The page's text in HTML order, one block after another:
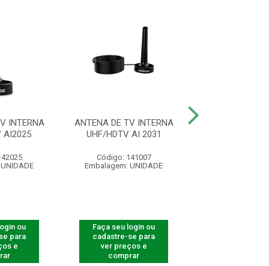
INTERNA
AI2025
ou
para
e
ANTENA DE TV INTERNA
UHF/HDTV AI 2031
Código: 141007
Embalagem: UNIDADE
Faça seu login ou
cadastre-se para
ver preços e
comprar